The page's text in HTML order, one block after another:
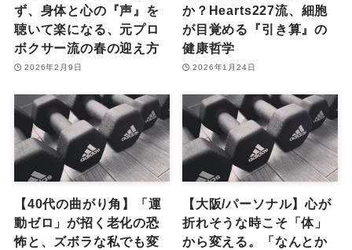
ず、身体と心の『声』を
聴いて楽になる、元プロ
ボクサー流の春の迎え方
2026年2月9日
か？Hearts227流、細胞
が目覚める『引き算』の
健康哲学
2026年1月24日
【40代の曲がり角】「運
動ゼロ」が招く老化の恐
怖と、ズボラな私でも変
【大阪/パーソナル】心が
折れそうな時こそ「体」
から変える。「なんとか